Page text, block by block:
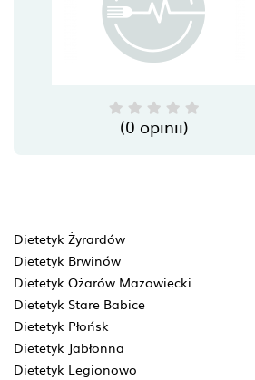
(0 opinii)
Dietetyk Żyrardów
Dietetyk Brwinów
Dietetyk Ożarów Mazowiecki
Dietetyk Stare Babice
Dietetyk Płońsk
Dietetyk Jabłonna
Dietetyk Legionowo